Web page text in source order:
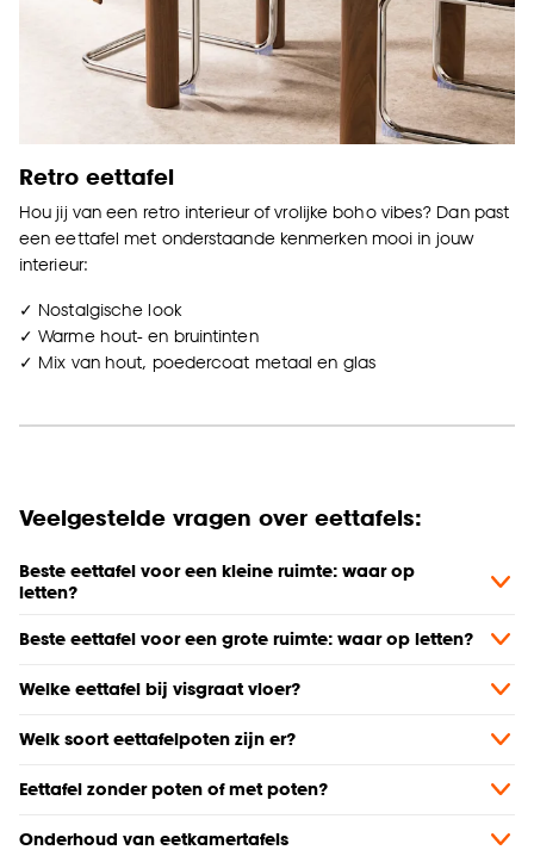
Retro eettafel
Hou jij van een retro interieur of vrolijke boho vibes? Dan past
een eettafel met onderstaande kenmerken mooi in jouw
interieur:
✓ Nostalgische look
✓ Warme hout- en bruintinten
✓ Mix van hout, poedercoat metaal en glas
Veelgestelde vragen over eettafels:
Beste eettafel voor een kleine ruimte: waar op
letten?
Beste eettafel voor een grote ruimte: waar op letten?
Welke eettafel bij visgraat vloer?
Welk soort eettafelpoten zijn er?
Eettafel zonder poten of met poten?
Onderhoud van eetkamertafels